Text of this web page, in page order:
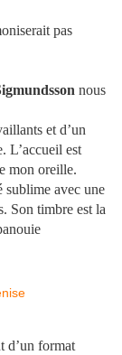
pas
nous
et d’un
L’accueil est
mon oreille.
sublime avec une
Son timbre est la
d’un format